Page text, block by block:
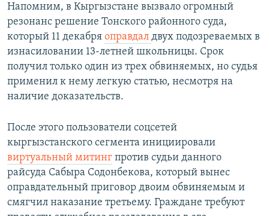
Напомним, в Кыргызстане вызвало огромный
резонанс решение Тонского районного суда,
который 11 декабря оправдал двух подозреваемых в
изнасиловании 13-летней школьницы. Срок
получил только один из трех обвиняемых, но судья
применил к нему легкую статью, несмотря на
наличие доказательств.
После этого пользователи соцсетей
кыргызстанского сегмента инициировали
виртуальный митинг против судьи данного
райсуда Сабыра Содонбекова, который вынес
оправдательный приговор двоим обвиняемым и
смягчил наказание третьему. Граждане требуют